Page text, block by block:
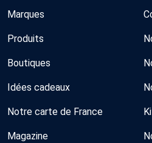
Marques
Produits
Boutiques
Idées cadeaux
Notre carte de France
Magazine